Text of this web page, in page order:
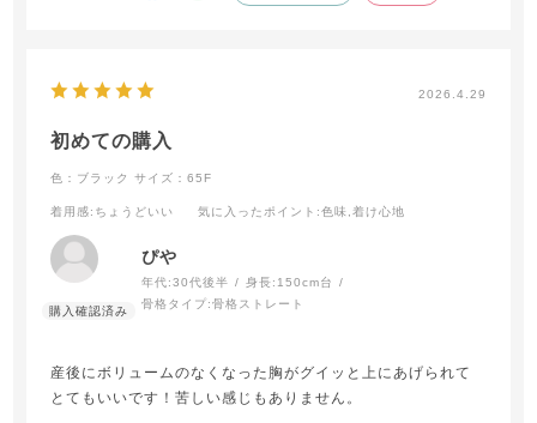
2026.4.29
初めての購入
色：ブラック サイズ：65F
着用感:ちょうどいい 気に入ったポイント :色味,着け心地
ぴや
年代:30代後半 身長: 150cm台
骨格タイプ:骨格ストレート
産後にボリュームのなくなった胸がグイッと上にあげられて
とてもいいです！苦しい感じもありません。